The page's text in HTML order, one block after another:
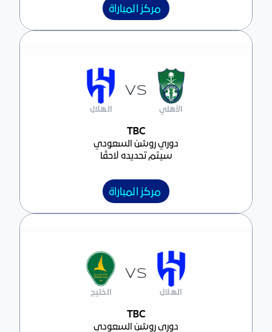
مركز المباراة
مركز المباراةTBC
دوري روشن السعودي
سيتم تحديده لاحقًا
الأهلي
VS
الهلال
مركز المباراة
مركز المباراةTBC
دوري روشن السعودي
الهلال
VS
الخليج